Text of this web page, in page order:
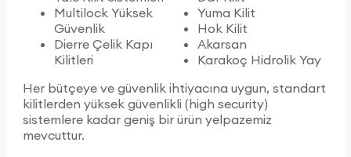
Multilock Yüksek
Güvenlik
Dierre Çelik Kapı
Kilitleri
Yuma Kilit
Hok Kilit
Akarsan
Karakoç Hidrolik Yay
Her bütçeye ve güvenlik ihtiyacına uygun, standart
kilitlerden yüksek güvenlikli (high security)
sistemlere kadar geniş bir ürün yelpazemiz
mevcuttur.